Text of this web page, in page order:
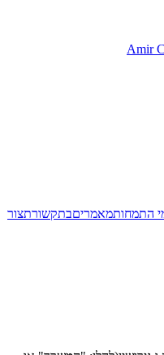
Amir
התמחותמאמריםבתקשורתצור